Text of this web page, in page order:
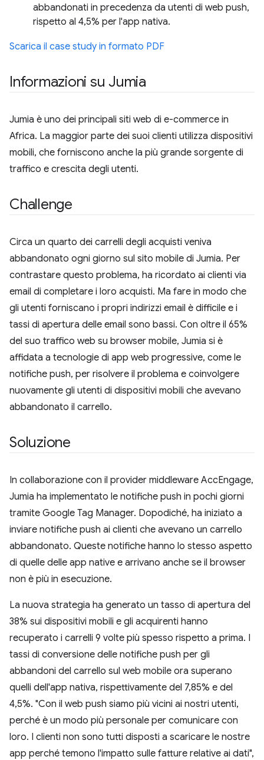
abbandonati in precedenza da utenti di web push,
rispetto al 4,5% per l'app nativa.
Scarica il case study in formato PDF
Informazioni su Jumia
Jumia è uno dei principali siti web di e-commerce in
Africa. La maggior parte dei suoi clienti utilizza dispositivi
mobili, che forniscono anche la più grande sorgente di
traffico e crescita degli utenti.
Challenge
Circa un quarto dei carrelli degli acquisti veniva
abbandonato ogni giorno sul sito mobile di Jumia. Per
contrastare questo problema, ha ricordato ai clienti via
email di completare i loro acquisti. Ma fare in modo che
gli utenti forniscano i propri indirizzi email è difficile e i
tassi di apertura delle email sono bassi. Con oltre il 65%
del suo traffico web su browser mobile, Jumia si è
affidata a tecnologie di app web progressive, come le
notifiche push, per risolvere il problema e coinvolgere
nuovamente gli utenti di dispositivi mobili che avevano
abbandonato il carrello.
Soluzione
In collaborazione con il provider middleware AccEngage,
Jumia ha implementato le notifiche push in pochi giorni
tramite Google Tag Manager. Dopodiché, ha iniziato a
inviare notifiche push ai clienti che avevano un carrello
abbandonato. Queste notifiche hanno lo stesso aspetto
di quelle delle app native e arrivano anche se il browser
non è più in esecuzione.
La nuova strategia ha generato un tasso di apertura del
38% sui dispositivi mobili e gli acquirenti hanno
recuperato i carrelli 9 volte più spesso rispetto a prima. I
tassi di conversione delle notifiche push per gli
abbandoni del carrello sul web mobile ora superano
quelli dell'app nativa, rispettivamente del 7,85% e del
4,5%. "Con il web push siamo più vicini ai nostri utenti,
perché è un modo più personale per comunicare con
loro. I clienti non sono tutti disposti a scaricare le nostre
app perché temono l'impatto sulle fatture relative ai dati",